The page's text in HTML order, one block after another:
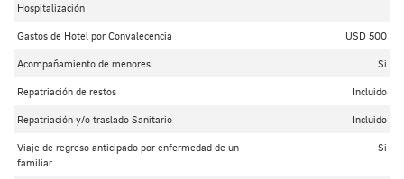
Hospitalización
Gastos de Hotel por Convalecencia USD 500
Acompañamiento de menores Si
Repatriación de restos Incluido
Repatriación y/o traslado Sanitario Incluido
Viaje de regreso anticipado por enfermedad de un
familiar
Si